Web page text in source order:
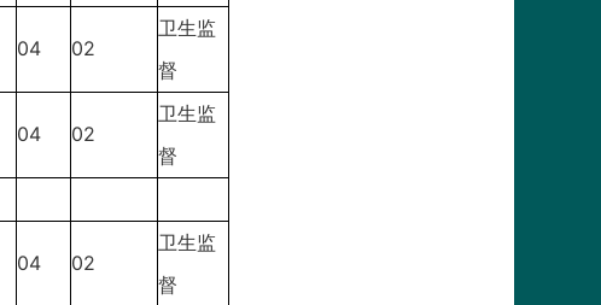
04 02
卫生监
督
04 02
卫生监
督
04 02
卫生监
督